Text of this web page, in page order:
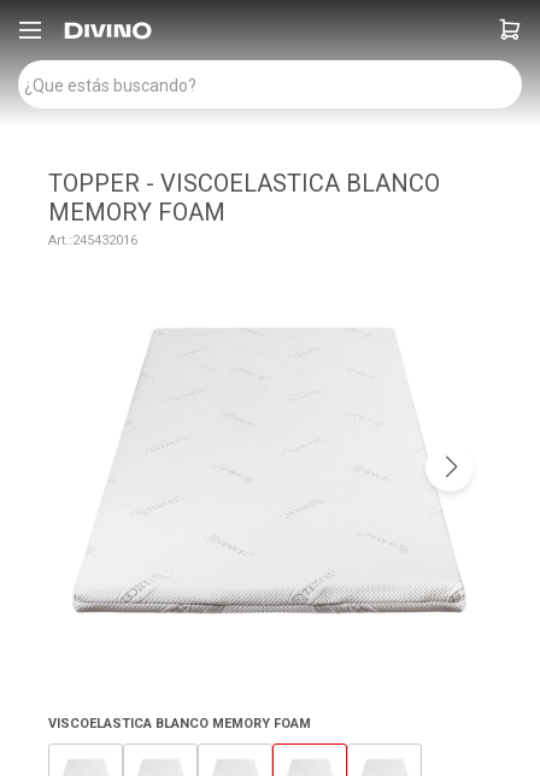

TOPPER - VISCOELASTICA BLANCO
MEMORY FOAM
245432016
VISCOELASTICA BLANCO MEMORY FOAM